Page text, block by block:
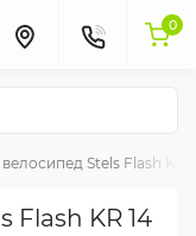
0
Stels Flash KR
Flash KR 14